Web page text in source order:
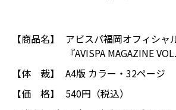
【商品名】
アビスパ福岡オフィシャ
『AVISPA MAGAZINE
【体 裁】
A4版 カラー・32ページ
【価 格】
540円（税込）